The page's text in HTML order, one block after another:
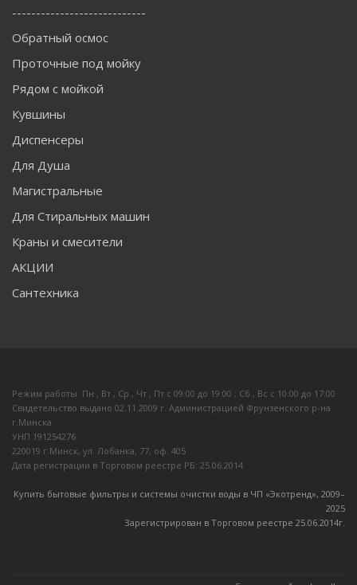
----------------------------
Обратный осмос
Проточные под мойку
Рядом с мойкой
Кувшины
Диспенсеры
Для Душа
Магистральные
Для Стиральных машин
Краны и смесители
АКЦИИ
Сантехника
Режим работы: Пн , Вт , Ср , Чт , Пт c 09:00 до 19:00 ; Сб , Вс c 10:00 до 17:00
Свидетельство выдано 02.11.2009 г. Администрацией Фрунзенского р-на
г.Минска
УНП 191254276
220019 г.Минск, ул. Лобанка, 77, оф. 405
Дата регистрации в Торговом реестре РБ: 25.06.2014
Купить бытовые фильтры и системы очистки воды в ЧП «Экотренд», 2009–
2025
Зарегистрирован в Торговом реестре 25.06.2014г.